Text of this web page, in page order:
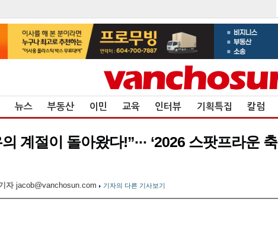
뉴스 부동산 이민 교육 인터뷰 기획특집 칼럼
계절이 돌아왔다!”··· ‘2026 스팟프라운 축
자 jacob@vanchosun.com 기자의 다른 기사보기